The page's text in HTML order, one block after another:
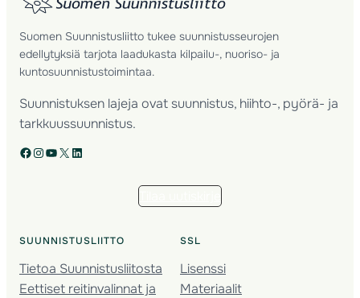
Suomen Suunnistusliitto tukee suunnistusseurojen
edellytyksiä tarjota laadukasta kilpailu-, nuoriso- ja
kuntosuunnistustoimintaa.
Suunnistuksen lajeja ovat suunnistus, hiihto-, pyörä- ja
tarkkuussuunnistus.
Facebook Instagram YouTube X LinkedIn
SUUNNISTUSLIITTO
Tietoa Suunnistusliitosta
Eettiset reitinvalinnat ja
SSL
Lisenssi
Materiaalit